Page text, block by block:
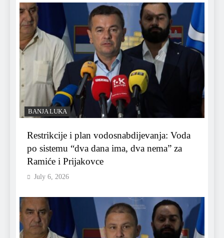
BANJA LUKA
Restrikcije i plan vodosnabdijevanja: Voda
po sistemu “dva dana ima, dva nema” za
Ramiće i Prijakovce
July 6, 2026